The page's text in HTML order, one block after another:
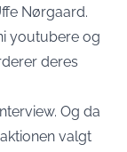
Nørgaard.
youtubere og
deres
Og da
valgt